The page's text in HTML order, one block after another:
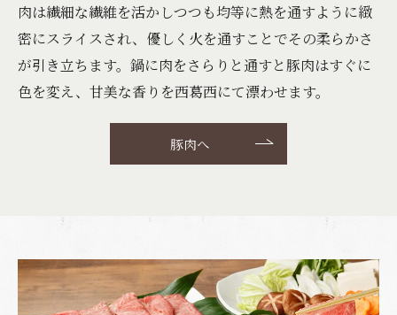
肉は繊細な繊維を活かしつつも均等に熱を通すように緻
密にスライスされ、優しく火を通すことでその柔らかさ
が引き立ちます。鍋に肉をさらりと通すと豚肉はすぐに
色を変え、甘美な香りを西葛西にて漂わせます。
豚肉へ